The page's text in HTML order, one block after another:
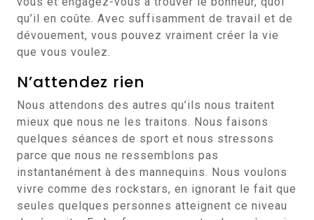
qu’il en coûte. Avec suffisamment de travail et de
dévouement, vous pouvez vraiment créer la vie
que vous voulez.
N’attendez rien
Nous attendons des autres qu’ils nous traitent
mieux que nous ne les traitons. Nous faisons
quelques séances de sport et nous stressons
parce que nous ne ressemblons pas
instantanément à des mannequins. Nous voulons
vivre comme des rockstars, en ignorant le fait que
seules quelques personnes atteignent ce niveau